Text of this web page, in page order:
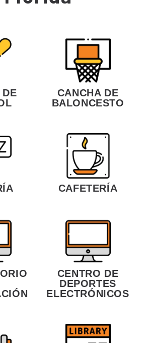
CANCHA DE
BALONCESTO
CAFETERÍA
CENTRO DE
DEPORTES
ELECTRÓNICOS